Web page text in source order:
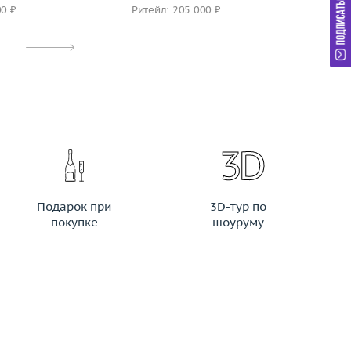
₽ Ритейл: 205 000 ₽
Подарок при
покупке
3D-тур по
шоуруму